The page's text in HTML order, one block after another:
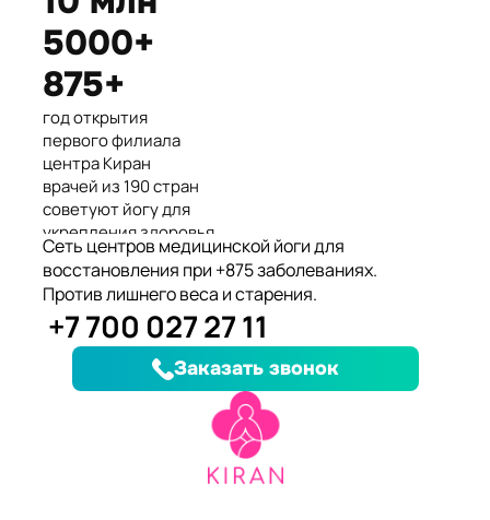
Международные призеры 2-го
Азиатского Чемпионата по
йогасана спорт и единственные
представители Казахстана.
5000+
875+
год открытия
первого филиала
центра Киран
врачей из 190 стран
советуют йогу для
укрепления здоровья
клиентов улучшили
здоровье и
качество жизни
заболеваний, при
которых йога
дополняет лечение
Сеть центров медицинской йоги для
восстановления при +875 заболеваниях.
Против лишнего веса и старения.
+7 700 027 27 11
Заказать звонок